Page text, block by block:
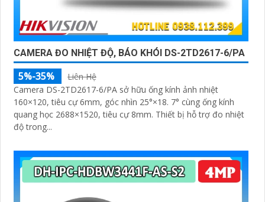
CAMERA ĐO NHIỆT ĐỘ, BÁO KHÓI DS-2TD2617-6/PA
5%-35%
Liên Hệ
Camera DS-2TD2617-6/PA sở hữu ống kính ảnh nhiệt
160×120, tiêu cự 6mm, góc nhìn 25°×18. 7° cùng ống kính
quang học 2688×1520, tiêu cự 8mm. Thiết bị hỗ trợ đo nhiệt
độ trong...